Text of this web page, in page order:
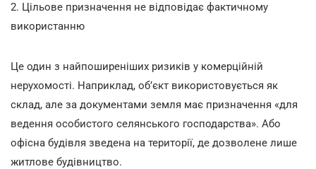
2. Цільове призначення не відповідає фактичному
використанню
Це один з найпоширеніших ризиків у комерційній
нерухомості. Наприклад, об’єкт використовується як
склад, але за документами земля має призначення «для
ведення особистого селянського господарства». Або
офісна будівля зведена на території, де дозволене лише
житлове будівництво.